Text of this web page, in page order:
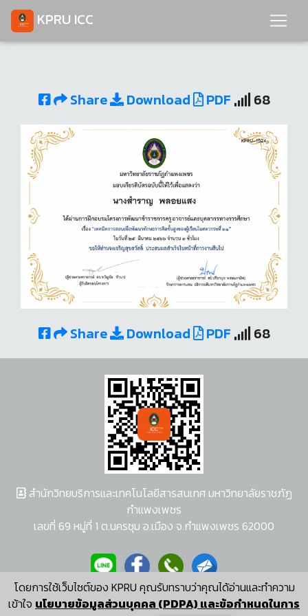
KPRU ICC
Share Download PDF 68
Share Download PDF 68
โดยการใช้เว็บไซต์ของ KPRU คุณรับทราบว่าคุณได้อ่านและทำความ
เข้าใจ นโยบายข้อมูลส่วนบุคคล (PDPA) และข้อกำหนดในการ
สำนักวิทยบริการและเทคโนโลยีสารสนเทศ มหาวิทยาลัยราชภัฏ
กำแพงเพชร
เลขที่ 69 หมู่ที่ 1 ต.นครชุม อ.เมือง จ.กำแพงเพชร 62000
ผู้พัฒนาระบบ อนุชา พวงผกา